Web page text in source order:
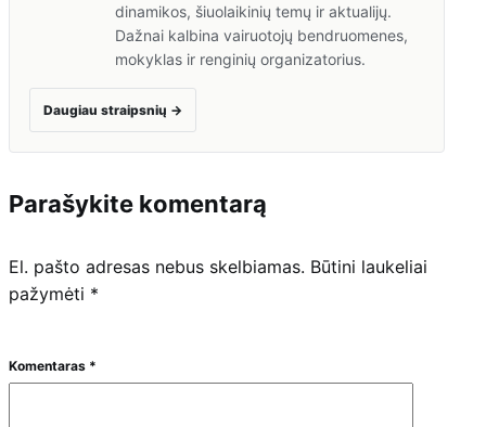
dinamikos, šiuolaikinių temų ir aktualijų.
Dažnai kalbina vairuotojų bendruomenes,
mokyklas ir renginių organizatorius.
Daugiau straipsnių →
Parašykite komentarą
El. pašto adresas nebus skelbiamas. Būtini laukeliai
pažymėti *
Komentaras *